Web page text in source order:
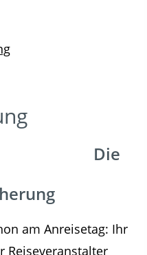
Die
am Anreisetag: Ihr
Reiseveranstalter